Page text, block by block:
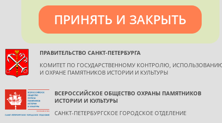
обязательной ссылкой на источник информации.
ПРАВИТЕЛЬСТВО САНКТ-ПЕТЕРБУРГА
КОМИТЕТ ПО ГОСУДАРСТВЕННОМУ КОНТРОЛЮ,
И ОХРАНЕ ПАМЯТНИКОВ ИСТОРИИ И КУЛЬТУРЫ
ВСЕРОССИЙСКОЕ ОБЩЕСТВО ОХРАНЫ ПАМЯТНИКОВ
ИСТОРИИ И КУЛЬТУРЫ
САНКТ-ПЕТЕРБУРГСКОЕ ГОРОДСКОЕ ОТДЕЛЕНИЕ
ПРИНЯТЬ И ЗАКРЫТЬ